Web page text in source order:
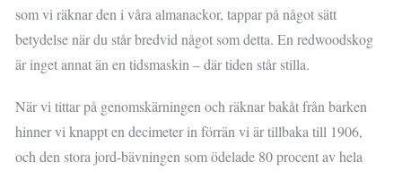
som vi räknar den i våra almanackor, tappar på något sätt
betydelse när du står bredvid något som detta. En redwoodskog
är inget annat än en tidsmaskin – där tiden står stilla.
När vi tittar på genomskärningen och räknar bakåt från barken
hinner vi knappt en decimeter in förrän vi är tillbaka till 1906,
och den stora jord-bävningen som ödelade 80 procent av hela